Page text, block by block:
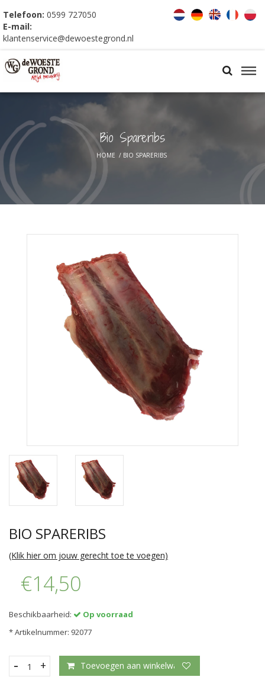
Telefoon: 0599 727050
E-mail:
klantenservice@dewoestegrond.nl
Bio Spareribs
HOME / BIO SPARERIBS
BIO SPARERIBS
(Klik hier om jouw gerecht toe te voegen)
€14,50
Beschikbaarheid:
Op voorraad
*Artikelnummer: 92077
+
- Toevoegen aan winkelwagen